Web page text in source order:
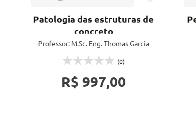
Patologia das estruturas de
concreto
Professor: M.Sc. Eng. Thomas Garcia
(0)
R$ 997,00